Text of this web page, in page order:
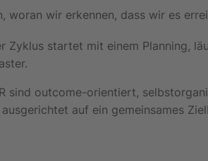
woran wir erkennen, dass wir es
Zyklus startet mit einem Planning,
sind outcome-orientiert,
auf ein gemeinsames